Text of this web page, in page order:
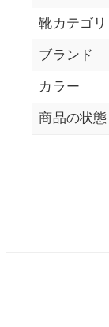
靴カテゴリ
ブランド
カラー
商品の状態